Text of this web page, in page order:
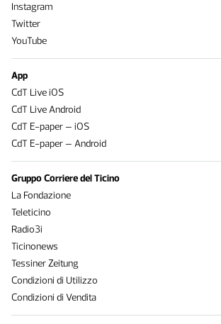
Instagram
Twitter
YouTube
App
CdT Live iOS
CdT Live Android
CdT E-paper – iOS
CdT E-paper – Android
Gruppo Corriere del Ticino
La Fondazione
Teleticino
Radio3i
Ticinonews
Tessiner Zeitung
Condizioni di Utilizzo
Condizioni di Vendita